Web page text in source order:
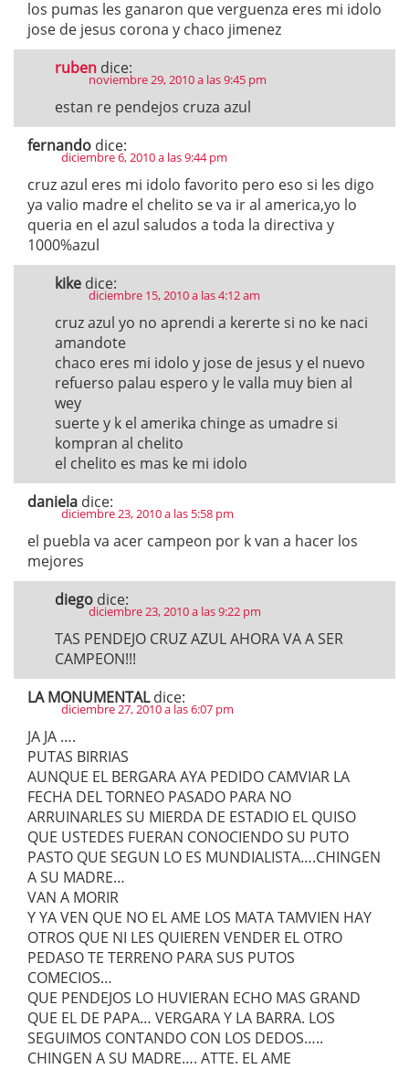
los pumas les ganaron que verguenza eres mi idolo
jose de jesus corona y chaco jimenez
ruben dice:
noviembre 29, 2010 a las 9:45 pm
estan re pendejos cruza azul
fernando dice:
diciembre 6, 2010 a las 9:44 pm
cruz azul eres mi idolo favorito pero eso si les digo
ya valio madre el chelito se va ir al america,yo lo
queria en el azul saludos a toda la directiva y
1000%azul
kike dice:
diciembre 15, 2010 a las 4:12 am
cruz azul yo no aprendi a kererte si no ke naci
amandote
chaco eres mi idolo y jose de jesus y el nuevo
refuerso palau espero y le valla muy bien al
wey
suerte y k el amerika chinge as umadre si
kompran al chelito
el chelito es mas ke mi idolo
daniela dice:
diciembre 23, 2010 a las 5:58 pm
el puebla va acer campeon por k van a hacer los
mejores
diego dice:
diciembre 23, 2010 a las 9:22 pm
TAS PENDEJO CRUZ AZUL AHORA VA A SER
CAMPEON!!!
LA MONUMENTAL dice:
diciembre 27, 2010 a las 6:07 pm
JA JA ….
PUTAS BIRRIAS
AUNQUE EL BERGARA AYA PEDIDO CAMVIAR LA
FECHA DEL TORNEO PASADO PARA NO
ARRUINARLES SU MIERDA DE ESTADIO EL QUISO
QUE USTEDES FUERAN CONOCIENDO SU PUTO
PASTO QUE SEGUN LO ES MUNDIALISTA….CHINGEN
A SU MADRE…
VAN A MORIR
Y YA VEN QUE NO EL AME LOS MATA TAMVIEN HAY
OTROS QUE NI LES QUIEREN VENDER EL OTRO
PEDASO TE TERRENO PARA SUS PUTOS
COMECIOS…
QUE PENDEJOS LO HUVIERAN ECHO MAS GRAND
QUE EL DE PAPA… VERGARA Y LA BARRA. LOS
SEGUIMOS CONTANDO CON LOS DEDOS…..
CHINGEN A SU MADRE…. ATTE. EL AME